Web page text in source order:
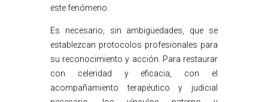
este fenómeno.
Es necesario, sin ambigüedades, que se
establezcan protocolos profesionales para
su reconocimiento y acción. Para restaurar
con celeridad y eficacia, con el
acompañamiento terapéutico y judicial